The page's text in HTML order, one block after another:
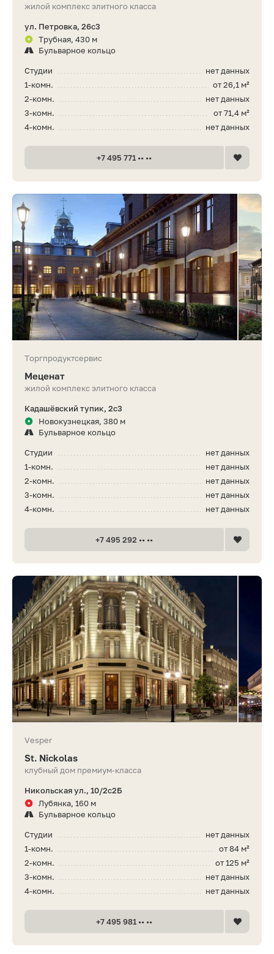
жилой комплекс элитного класса
ул. Петровка, 26с3
Трубная, 430 м
Бульварное кольцо
нет данных
Студии
от 26,1 м²
1-комн.
нет данных
2-комн.
от 71,4 м²
3-комн.
нет данных
4-комн.
+7 495 771 •• ••
Торгпродуктсервис
Меценат
жилой комплекс элитного класса
Кадашёвский тупик, 2с3
Новокузнецкая, 380 м
Бульварное кольцо
нет данных
Студии
нет данных
1-комн.
нет данных
2-комн.
нет данных
3-комн.
нет данных
4-комн.
+7 495 292 •• ••
Vesper
St. Nickolas
клубный дом премиум-класса
Никольская ул., 10/2с2Б
Лубянка, 160 м
Бульварное кольцо
нет данных
Студии
от 84 м²
1-комн.
от 125 м²
2-комн.
нет данных
3-комн.
нет данных
4-комн.
+7 495 981 •• ••